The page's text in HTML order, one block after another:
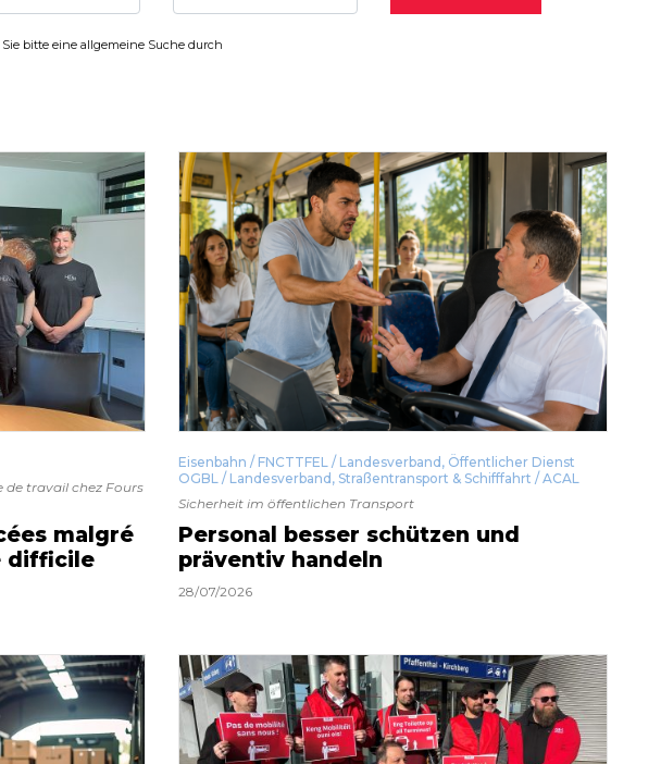
bitte eine allgemeine Suche durch
travail chez Fours
malgré
difficile
Eisenbahn / FNCTTFEL / Landesverband , Öffentlicher Dienst
OGBL / Landesverband , Straßentransport & Schifffahrt / ACAL
Sicherheit im öffentlichen Transport
Personal besser schützen und
präventiv handeln
28/07/2026